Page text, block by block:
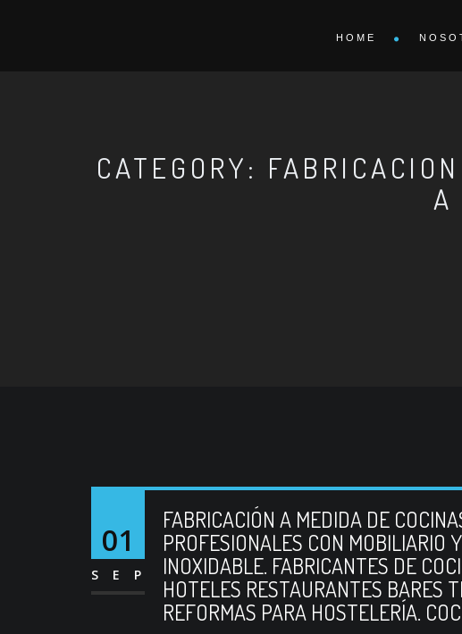
HOME
CATEGORY:
A
01
SEP
FABRICACIÓN A MEDIDA DE
PROFESIONALES CON MOBILIARIO
INOXIDABLE. FABRICANTES DE
HOTELES RESTAURANTES BARES
REFORMAS PARA HOSTELERÍA.